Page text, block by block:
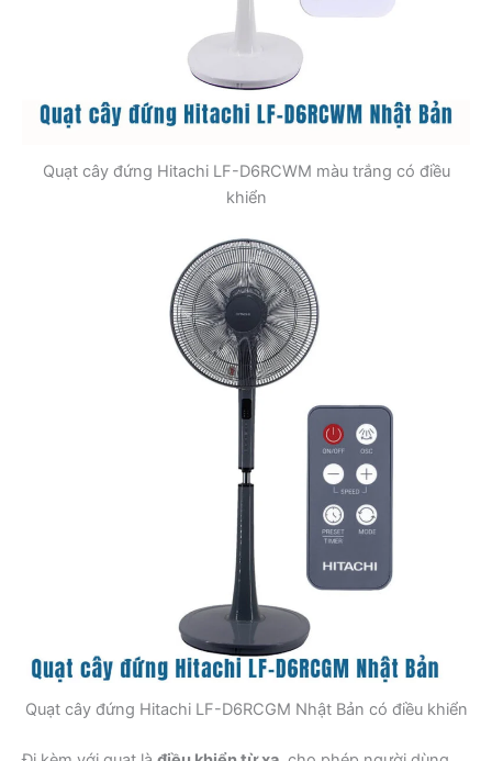
Quạt cây đứng Hitachi LF-D6RCWM màu trắng có điều
khiển
Quạt cây đứng Hitachi LF-D6RCGM Nhật Bản có điều khiển